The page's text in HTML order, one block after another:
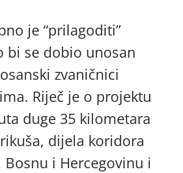
je “prilagoditi”
bi se dobio unosan
zvaničnici
Riječ je o projektu
duge 35 kilometara
dijela koridora
i Hercegovinu i